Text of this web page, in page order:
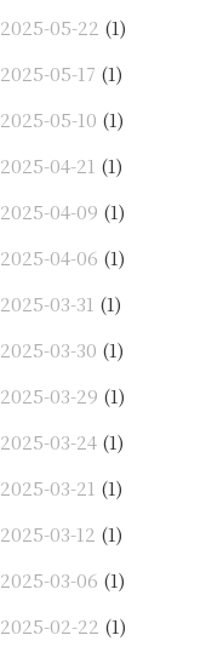
2025-05-22 (1)
2025-05-17 (1)
2025-05-10 (1)
2025-04-21 (1)
2025-04-09 (1)
2025-04-06 (1)
2025-03-31 (1)
2025-03-30 (1)
2025-03-29 (1)
2025-03-24 (1)
2025-03-21 (1)
2025-03-12 (1)
2025-03-06 (1)
2025-02-22 (1)